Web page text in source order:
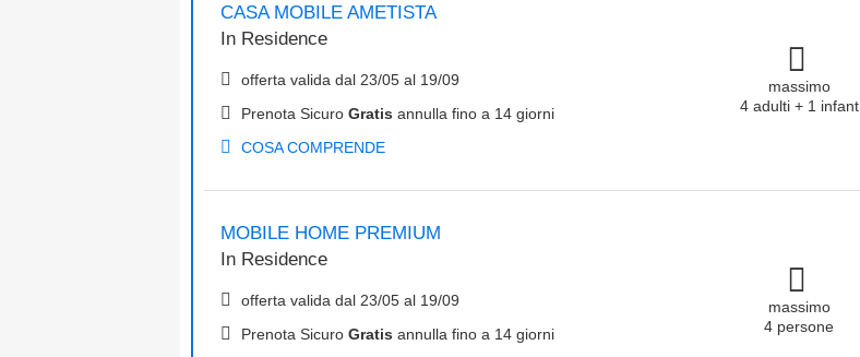
CASA MOBILE AMETISTA
In Residence
offerta valida dal 23/05 al 19/09
Prenota Sicuro Gratis annulla fino a 14 giorni
COSA COMPRENDE
massimo
4 adulti + 1 infant
MOBILE HOME PREMIUM
In Residence
offerta valida dal 23/05 al 19/09
Prenota Sicuro Gratis annulla fino a 14 giorni
massimo
4 persone